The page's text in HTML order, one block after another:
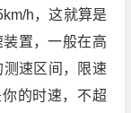
h，这就算是
置，一般在高
速区间，限速
的时速，不超